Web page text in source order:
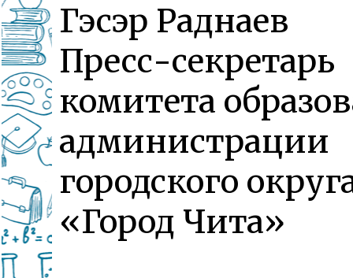
Гэсэр Раднаев
Пресс-секретарь
комитета
администрации
городского
«Город Чита»